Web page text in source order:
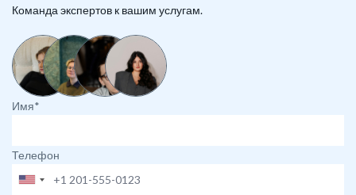
Команда экспертов к вашим услугам.
Имя*
Телефон